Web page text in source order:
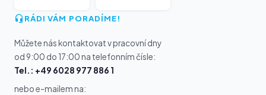
RÁDI VÁM PORADÍME!
Můžete nás kontaktovat v pracovní dny
od 9:00 do 17:00 na telefonním čísle:
Tel.: +49 6028 977 886 1
nebo e-mailem na: